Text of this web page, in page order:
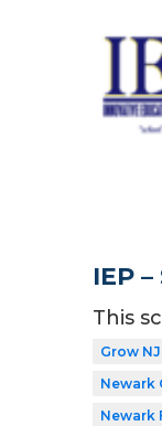
IEP
This
Grow
Newark
Newark